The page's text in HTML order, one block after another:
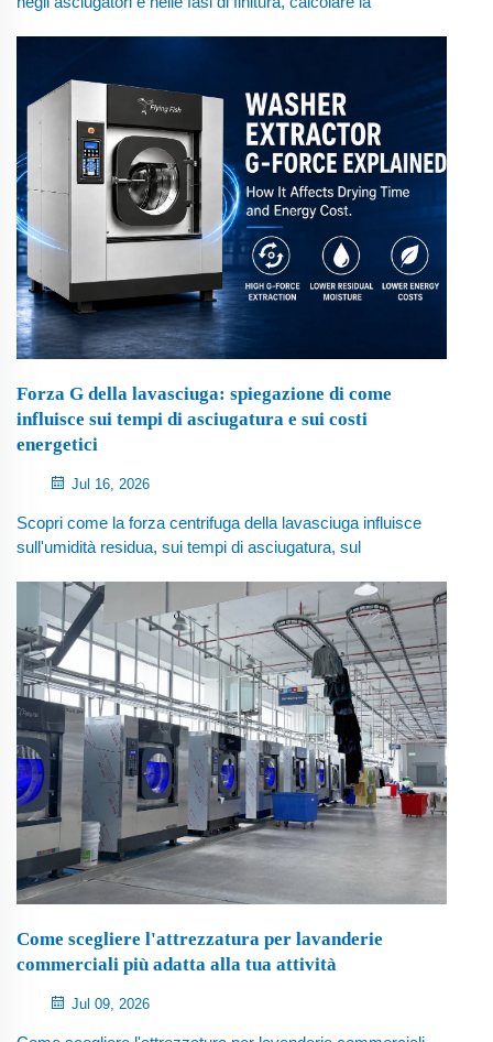
Forza G della lavasciuga: spiegazione di come
influisce sui tempi di asciugatura e sui costi
energetici
Jul 16, 2026
Scopri come la forza centrifuga della lavasciuga influisce
sull'umidità residua, sui tempi di asciugatura, sul
lavanderie commerciali e industriali.
Come scegliere l'attrezzatura per lavanderie
commerciali più adatta alla tua attività
Jul 09, 2026